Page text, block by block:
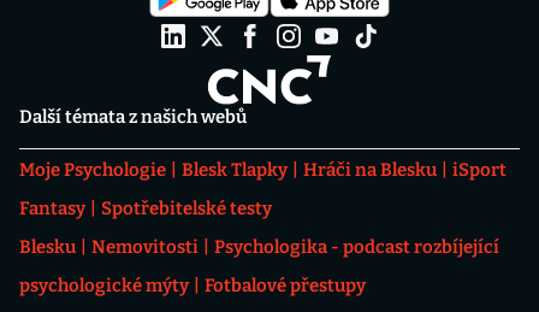
Další témata z našich webů
Moje Psychologie Blesk Tlapky Hráči na Blesku
iSport
Fantasy
Spotřebitelské testy
Blesku
Nemovitosti
Psychologika - podcast rozbíjející
psychologické mýty
Fotbalové přestupy